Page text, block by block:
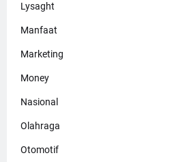
Lysaght
Manfaat
Marketing
Money
Nasional
Olahraga
Otomotif